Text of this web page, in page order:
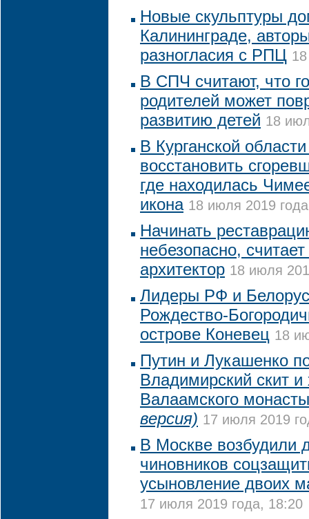
Новые скульптуры
Калининграде,
разногласия с РПЦ
В СПЧ считают, что
родителей может
развитию детей 18
В Курганской
восстановить
где находилась
икона 18 июля 2019
Начинать
небезопасно,
архитектор 18 июля
Лидеры РФ и
Рождество-
острове Коневец 18
Путин и Лукашенко
Владимирский скит
Валаамского
версия) 17 июля 2019
В Москве возбудили
чиновников
усыновление двоих
17 июля 2019 года, 18:20